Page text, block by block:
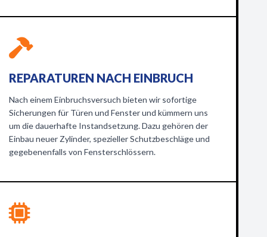
REPARATUREN NACH EINBRUCH
Nach einem Einbruchsversuch bieten wir sofortige
Sicherungen für Türen und Fenster und kümmern uns
um die dauerhafte Instandsetzung. Dazu gehören der
Einbau neuer Zylinder, spezieller Schutzbeschläge und
gegebenenfalls von Fensterschlössern.